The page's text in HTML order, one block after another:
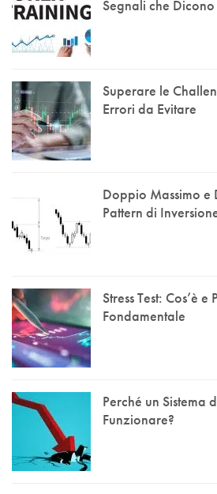
Segnali che
Superare le
Errori da Evitare
Doppio Massimo
Pattern di
Stress Test: Cos’è e
Fondamentale
Perché un Sistema
Funzionare?